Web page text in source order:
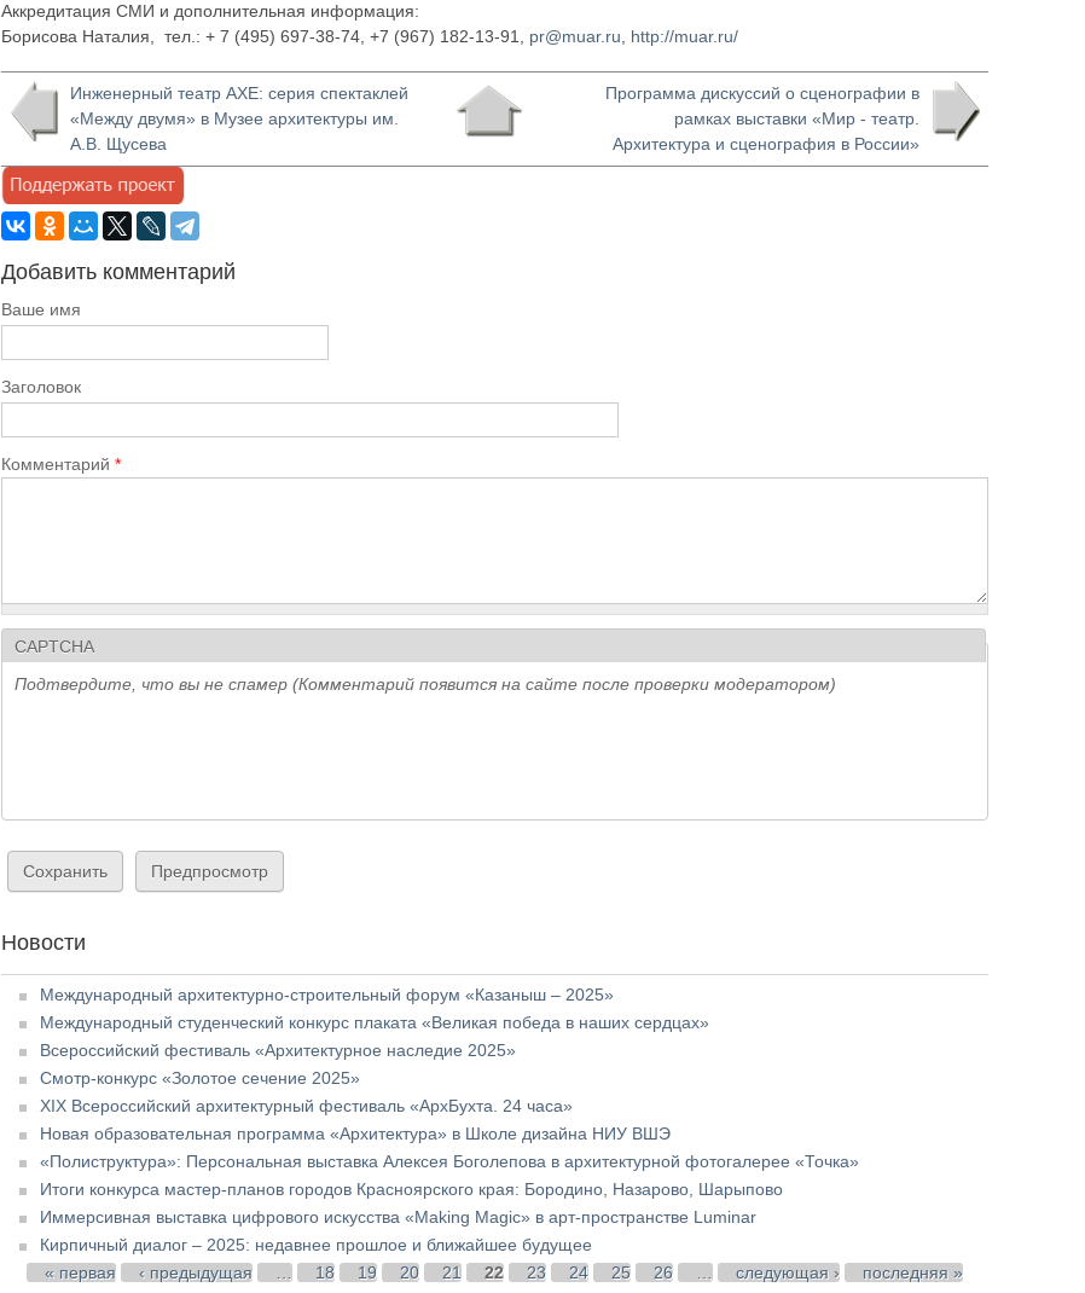
Аккредитация СМИ и дополнительная информация:
Борисова Наталия, тел.: + 7 (495) 697-38-74, +7 (967) 182-13-91, pr@muar.ru http://muar.ru/
Инженерный театр АХЕ: серия спектаклей
«Между двумя» в Музее архитектуры им.
А.В. Щусева
Программа дискуссий о сценографии в
рамках выставки «Мир - театр.
Архитектура и сценография в России»
Добавить комментарий
Ваше имя
Заголовок
Комментарий*
CAPTCHA
Подтвердите, что вы не спамер (Комментарий появится на сайте после проверки модератором)
Новости
Международный архитектурно-строительный форум «Казаныш – 2025»
Международный студенческий конкурс плаката «Великая победа в наших сердцах»
Всероссийский фестиваль «Архитектурное наследие 2025»
Смотр-конкурс «Золотое сечение 2025»
XIX Всероссийский архитектурный фестиваль «АрхБухта. 24 часа»
Новая образовательная программа «Архитектура» в Школе дизайна НИУ ВШЭ
«Полиструктура»: Персональная выставка Алексея Боголепова в архитектурной фотогалерее «Точка»
Итоги конкурса мастер-планов городов Красноярского края: Бородино, Назарово, Шарыпово
Иммерсивная выставка цифрового искусства «Making Magic» в арт-пространстве Luminar
Кирпичный диалог – 2025: недавнее прошлое и ближайшее будущее
Страницы
« первая ‹ предыдущая 18 19 20 21 22 23 24 25 26 следующая ›
последняя »